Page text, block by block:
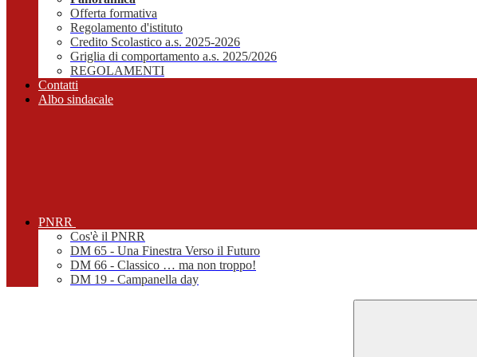
Offerta formativa
Regolamento d'istituto
Credito Scolastico a.s. 2025-2026
Griglia di comportamento a.s. 2025/2026
REGOLAMENTI
Contatti
Albo sindacale
PNRR
Cos'è il PNRR
DM 65 - Una Finestra Verso il Futuro
DM 66 - Classico … ma non troppo!
DM 19 - Campanella day